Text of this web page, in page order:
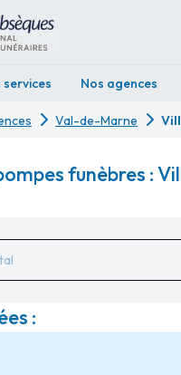
services Nos agences
Val-de-Marne
funèbres :
: